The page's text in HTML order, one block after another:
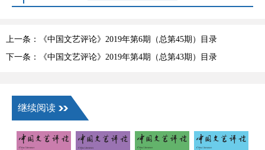
上一条：《中国文艺评论》2019年第6期（总第45期）目录
下一条：《中国文艺评论》2019年第4期（总第43期）目录
继续阅读